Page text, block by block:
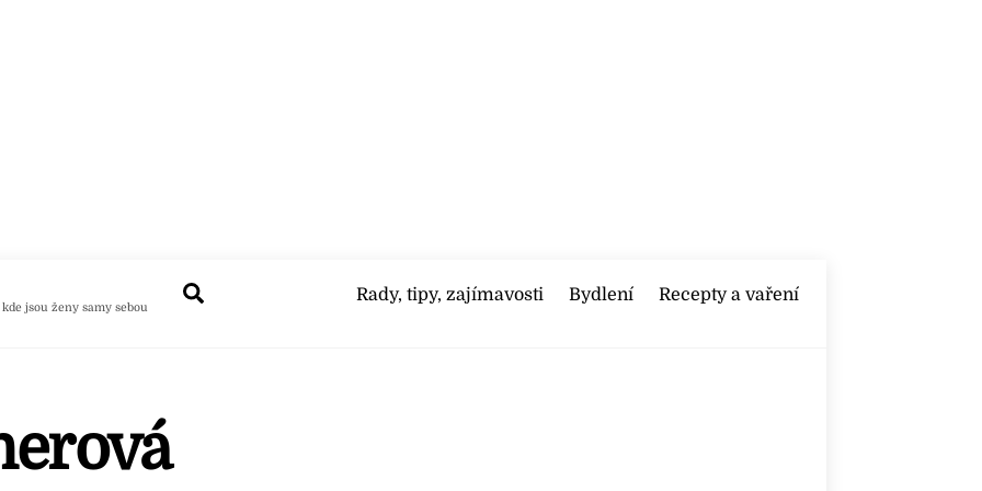
kde jsou ženy samy sebou
Rady, tipy, zajímavosti Bydlení Recepty a vaření